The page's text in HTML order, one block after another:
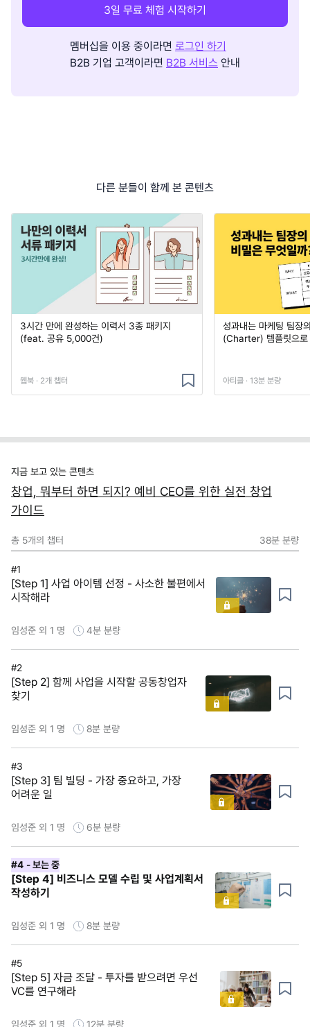
3일 무료 체험 시작하기
멤버십을 이용 중이라면 로그인 하기
B2B 기업 고객이라면 B2B 서비스 안내
다른 분들이 함께 본 콘텐츠
3시간 만에 완성하는 이력서 3종 패키지
(feat. 공유 5,000건)
웹북 · 2개 챕터
성과내는 마케팅 팀장
(Charter) 템플릿으로
아티클 · 13분 분량
지금 보고 있는 콘텐츠
창업, 뭐부터 하면 되지? 예비 CEO를 위한 실전 창업
가이드
총 5개의 챕터 38분 분량
#1
[Step 1] 사업 아이템 선정 - 사소한 불편에서
시작해라
임성준 외 1 명 4분 분량
#2
[Step 2] 함께 사업을 시작할 공동창업자
찾기
임성준 외 1 명 8분 분량
#3
[Step 3] 팀 빌딩 - 가장 중요하고, 가장
어려운 일
임성준 외 1 명 6분 분량
#4 - 보는 중
[Step 4] 비즈니스 모델 수립 및 사업계획서
작성하기
임성준 외 1 명 8분 분량
#5
[Step 5] 자금 조달 - 투자를 받으려면 우선
VC를 연구해라
임성준 외 1 명 12분 분량